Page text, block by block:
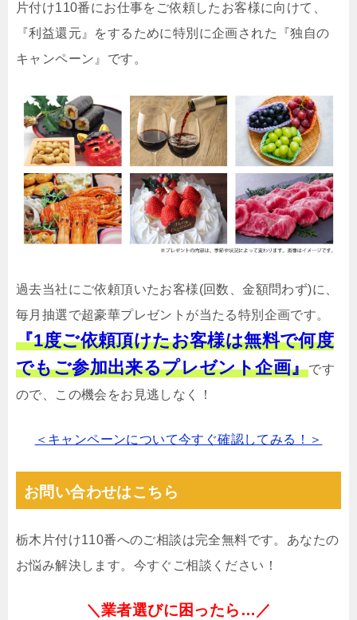
片付け110番にお仕事をご依頼したお客様に向けて、
『利益還元』をするために特別に企画された『独自の
キャンペーン』です。
過去当社にご依頼頂いたお客様(回数、金額問わず)に、
毎月抽選で超豪華プレゼントが当たる特別企画です。
『1度ご依頼頂けたお客様は無料で何度
でもご参加出来るプレゼント企画』です
ので、この機会をお見逃しなく！
＜キャンペーンについて今すぐ確認してみる！＞
お問い合わせはこちら
栃木片付け110番へのご相談は完全無料です。あなたの
お悩み解決します。今すぐご相談ください！
＼業者選びに困ったら…／